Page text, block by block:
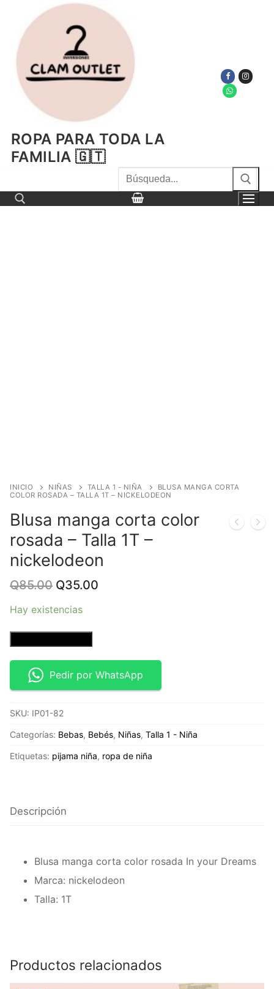
contenido
ROPA PARA TODA LA
FAMILIA 🇬🇹
Buscar
por:
INICIO NIÑAS TALLA 1 - NIÑA
BLUSA MANGA CORTA
COLOR ROSADA – TALLA 1T – NICKELODEON
Blusa manga corta color
rosada – Talla 1T –
nickelodeon
Q85.00 Original
was:
Q35.00
Hay existencias
corta
color
-
Talla
-
Pedir por WhatsApp
SKU: IP01-82
Categorías: Bebas, Bebés, Niñas, Talla 1 - Niña
Etiquetas: pijama niña, ropa de niña
Descripción
Blusa manga corta color rosada In your Dreams
Marca: nickelodeon
Talla: 1T
Productos relacionados